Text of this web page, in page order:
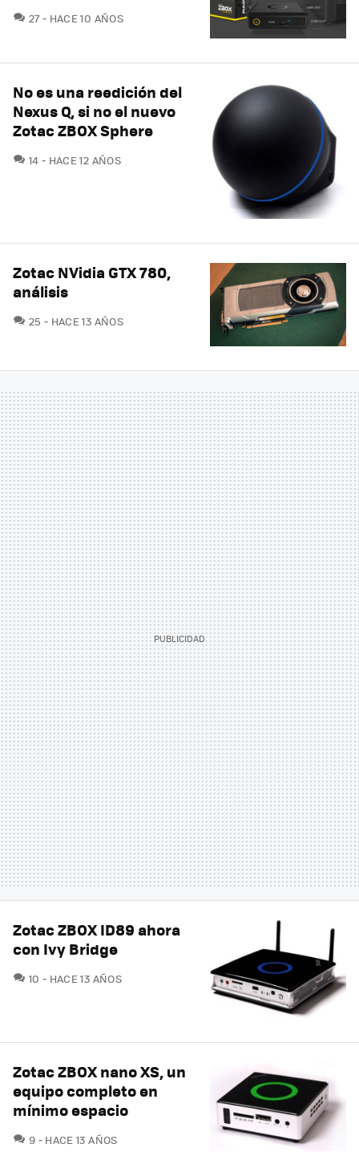
27COMENTARIOS
HACE 10 AÑOS
No es una reedición del
Nexus Q, si no el nuevo
Zotac ZBOX Sphere
14 COMENTARIOS
HACE 12 AÑOS
Zotac NVidia GTX 780,
análisis
25 COMENTARIOS
HACE 13 AÑOS
Zotac ZBOX ID89 ahora
con Ivy Bridge
10 COMENTARIOS
HACE 13 AÑOS
Zotac ZBOX nano XS, un
equipo completo en
mínimo espacio
9 COMENTARIOS
HACE 13 AÑOS